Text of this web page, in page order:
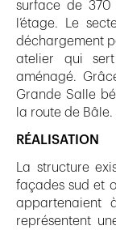
surface de 370
l’étage. Le
déchargement
atelier qui
aménagé.
Grande Salle
la route de Bâle.
RÉALISATION
La structure
façades sud et
appartenaient
représentent